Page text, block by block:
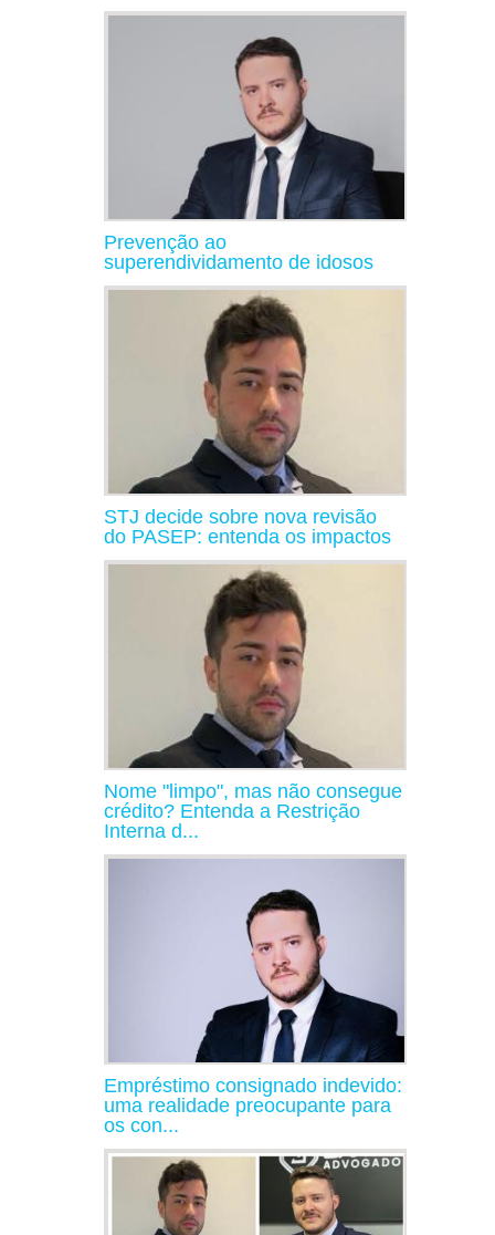
Prevenção ao
superendividamento de idosos
STJ decide sobre nova revisão
do PASEP: entenda os impactos
Nome "limpo", mas não consegue
crédito? Entenda a Restrição
Interna d...
Empréstimo consignado indevido:
uma realidade preocupante para
os con...